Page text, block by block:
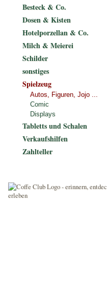
Besteck & Co.
Dosen & Kisten
Hotelporzellan & Co.
Milch & Meierei
Schilder
sonstiges
Spielzeug
Autos, Figuren, Jojo ...
Comic
Displays
Tabletts und Schalen
Verkaufshilfen
Zahlteller